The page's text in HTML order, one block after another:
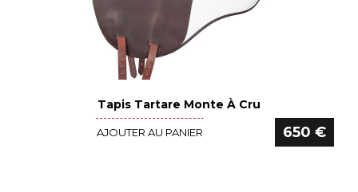
Voir le détail
Tapis Tartare Monte À Cru
AJOUTER AU PANIER 650 €